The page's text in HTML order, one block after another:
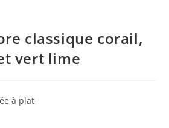
classique corail,
vert lime
à plat